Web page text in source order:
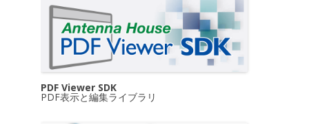
PDF Viewer SDK
PDF表示と編集ライブラリ